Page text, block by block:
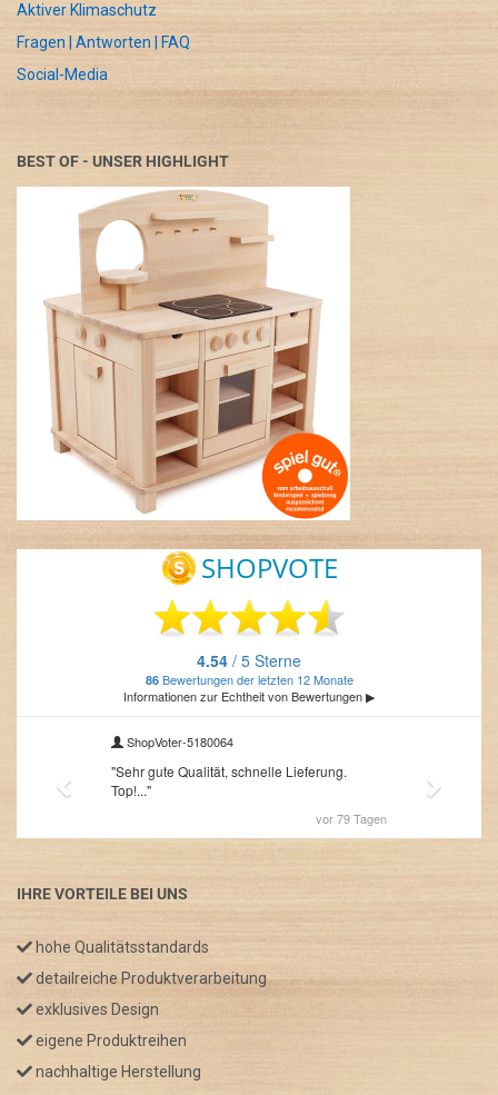
Aktiver Klimaschutz
Fragen | Antworten | FAQ
Social-Media
BEST OF - UNSER HIGHLIGHT
IHRE VORTEILE BEI UNS
hohe Qualitätsstandards
detailreiche Produktverarbeitung
exklusives Design
eigene Produktreihen
nachhaltige Herstellung